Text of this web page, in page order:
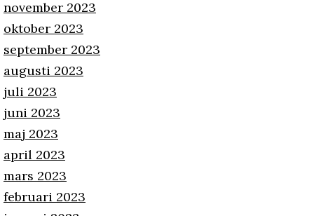
november 2023
oktober 2023
september 2023
augusti 2023
juli 2023
juni 2023
maj 2023
april 2023
mars 2023
februari 2023